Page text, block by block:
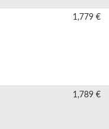
1,779 €
1,789 €